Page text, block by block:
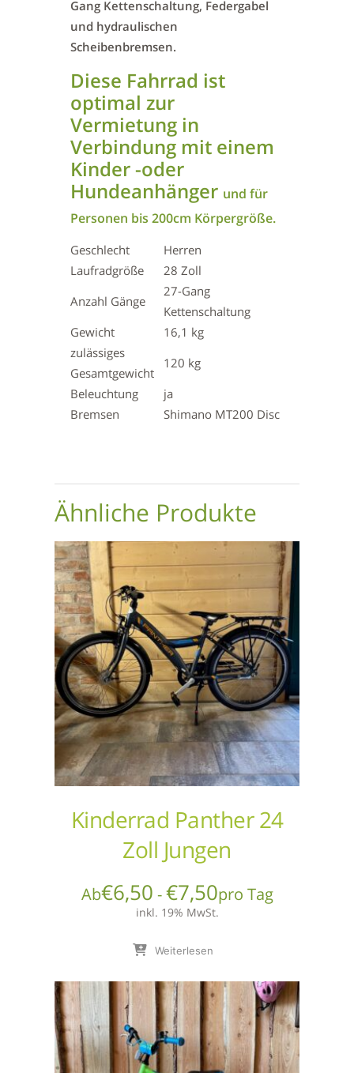
Gang Kettenschaltung, Federgabel
und hydraulischen
Scheibenbremsen.
Diese Fahrrad ist
optimal zur
Vermietung in
Verbindung mit einem
Kinder -oder
Hundeanhänger und für
Personen bis 200cm Körpergröße.
Geschlecht
Herren
Laufradgröße
28 Zoll
Anzahl Gänge
27-Gang
Kettenschaltung
Gewicht
16,1 kg
zulässiges
Gesamtgewicht
120 kg
Beleuchtung
ja
Bremsen
Shimano MT200 Disc
Ähnliche Produkte
Kinderrad Panther 24
Zoll Jungen
Ab€6,50 -€7,50pro Tag
inkl. 19% MwSt.
Weiterlesen